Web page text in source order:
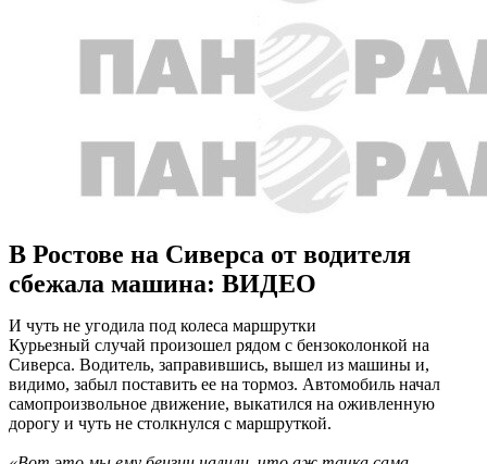
В Ростове на Сиверса от водителя
сбежала машина: ВИДЕО
И чуть не угодила под колеса маршрутки
Курьезный случай произошел рядом с бензоколонкой на
Сиверса. Водитель, заправившись, вышел из машины и,
видимо, забыл поставить ее на тормоз. Автомобиль начал
самопроизвольное движение, выкатился на оживленную
дорогу и чуть не столкнулся с маршруткой.